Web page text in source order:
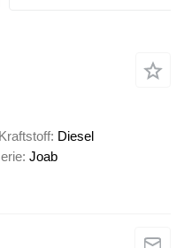
Kraftstoff Diesel
Joab